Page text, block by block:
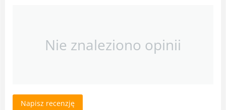
Nie znaleziono opinii
Napisz recenzję